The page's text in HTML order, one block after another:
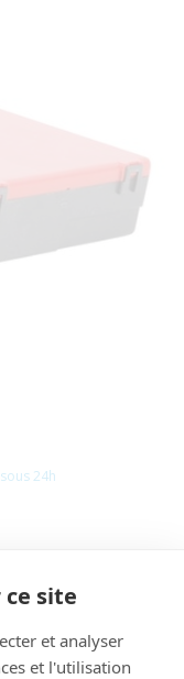
24h
ce site
et analyser
et l'utilisation